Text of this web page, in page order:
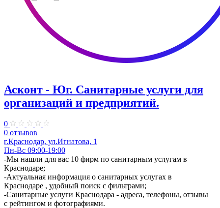
Асконт - Юг. Санитарные услуги для
организаций и предприятий.
0
0 отзывов
г.Краснодар, ул.Игнатова, 1
Пн-Вс 09:00-19:00
-Мы нашли для вас 10 фирм по санитарным услугам в
Краснодаре;
-Актуальная информация о санитарных услугах в
Краснодаре , удобный поиск с фильтрами;
-Санитарные услуги Краснодара - адреса, телефоны, отзывы
с рейтингом и фотографиями.